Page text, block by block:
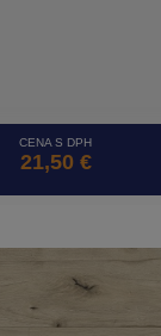
CENA S DPH
21,50 €